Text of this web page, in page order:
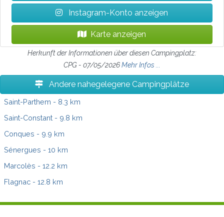
Instagram-Konto anzeigen
Karte anzeigen
Herkunft der Informationen über diesen Campingplatz:
CPG - 07/05/2026Mehr Infos ...
Andere nahegelegene Campingplätze
Saint-Parthem - 8.3 km
Saint-Constant - 9.8 km
Conques - 9.9 km
Sénergues - 10 km
Marcolès - 12.2 km
Flagnac - 12.8 km